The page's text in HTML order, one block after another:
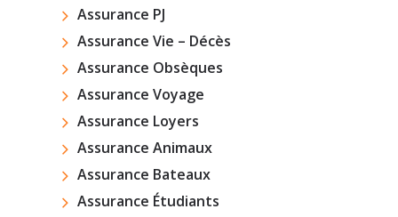
Assurance PJ
Assurance Vie – Décès
Assurance Obsèques
Assurance Voyage
Assurance Loyers
Assurance Animaux
Assurance Bateaux
Assurance Étudiants